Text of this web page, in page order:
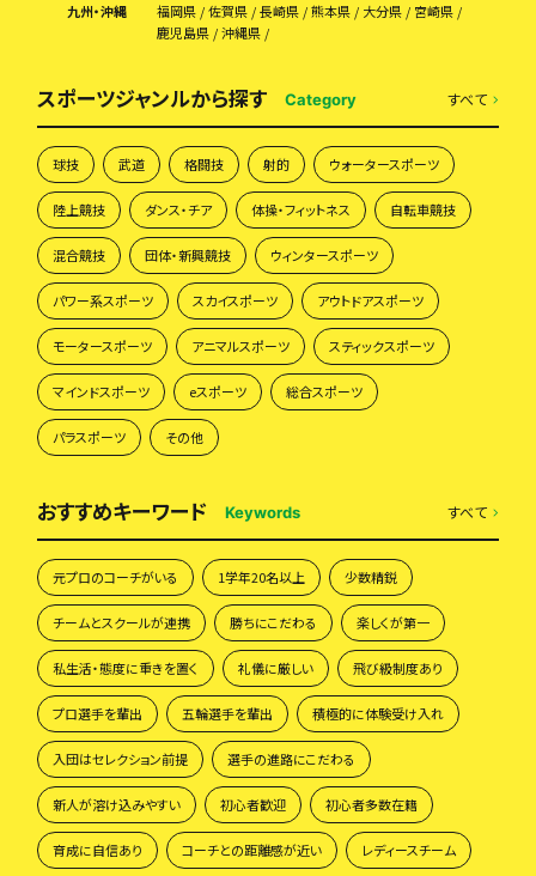
九州・沖縄
福岡県 佐賀県 長崎県 熊本県 大分県
宮崎県
鹿児島県
沖縄県
スポーツジャンルから探す Category すべて
球技 武道 格闘技 射的 ウォータースポーツ
陸上競技 ダンス・チア 体操・フィットネス 自転車競技
混合競技 団体・新興競技 ウィンタースポーツ
パワー系スポーツ スカイスポーツ アウトドアスポーツ
モータースポーツ アニマルスポーツ スティックスポーツ
マインドスポーツ eスポーツ 総合スポーツ
パラスポーツ その他
おすすめキーワード Keywords すべて
元プロのコーチがいる 1学年20名以上 少数精鋭
チームとスクールが連携 勝ちにこだわる 楽しくが第一
私生活・態度に重きを置く 礼儀に厳しい 飛び級制度あり
プロ選手を輩出 五輪選手を輩出 積極的に体験受け入れ
入団はセレクション前提 選手の進路にこだわる
新人が溶け込みやすい 初心者歓迎 初心者多数在籍
育成に自信あり コーチとの距離感が近い レディースチーム